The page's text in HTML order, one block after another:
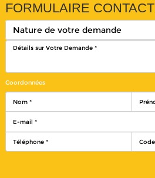
FORMULAIRE CONTACT
Nature de votre demande
Coordonnées